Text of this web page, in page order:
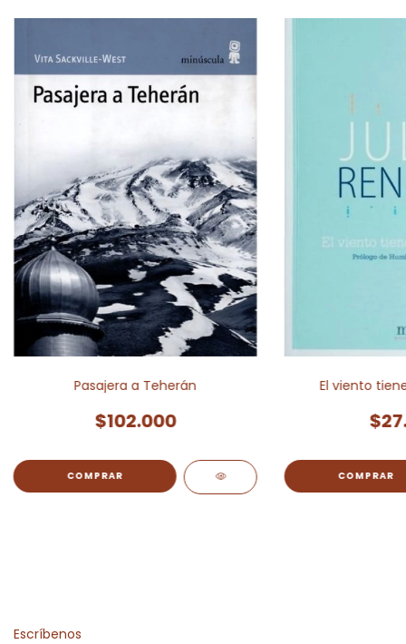
Pasajera a Teherán
$102.000
El viento
Escríbenos